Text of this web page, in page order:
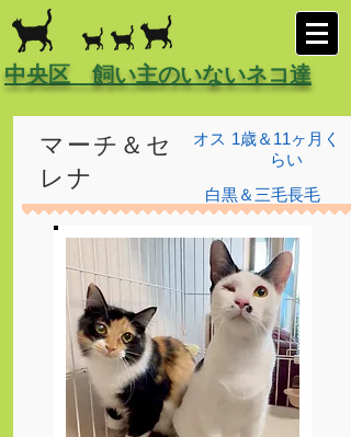
中央区 飼い主のいないネコ達
オス
マーチ＆セ
レナ
1歳＆11ヶ月く
らい
白黒＆三毛長毛